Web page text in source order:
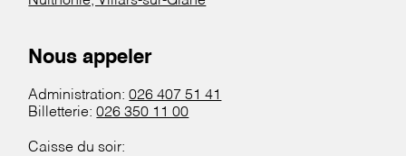
Nous appeler
Administration:026 407 51 41
Billetterie:026 350 11 00
Caisse du soir: